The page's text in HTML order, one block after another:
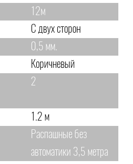
12м
С двух сторон
0,5 мм.
Коричневый
2
1.2 м
Распашные без
автоматики 3,5 метра